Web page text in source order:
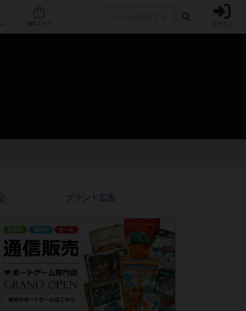
人気ボードゲーム ログイン